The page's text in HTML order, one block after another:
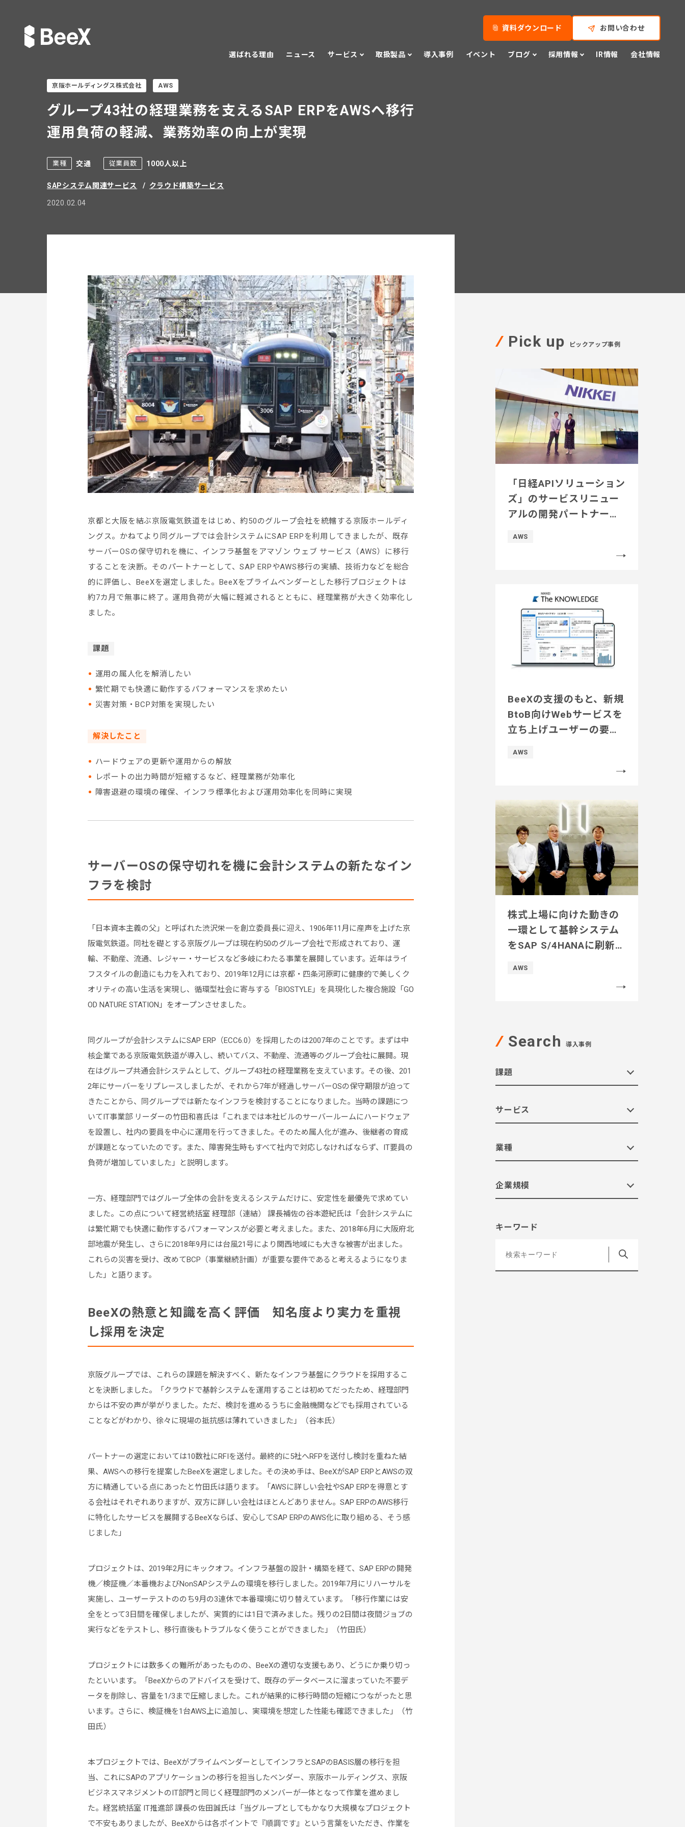
選ばれる理由 ニュース サービス 取扱製品 導入事例 イベント ブログ 採用情報 IR情報 会社情報
資料ダウンロード お問い合わせ
京阪ホールディングス株式会社 AWS
グループ43社の経理業務を支えるSAP ERPをAWSへ移行
運用負荷の軽減、業務効率の向上が実現
業種 交通 従業員数 1000人以上
SAPシステム関連サービス クラウド構築サービス
2020.02.04
京都と大阪を結ぶ京阪電気鉄道をはじめ、約50のグループ会社を統轄する京阪ホールディ
ングス。かねてより同グループでは会計システムにSAP ERPを利用してきましたが、既存
サーバーOSの保守切れを機に、インフラ基盤をアマゾン ウェブ サービス（AWS）に移行
することを決断。そのパートナーとして、SAP ERPやAWS移行の実績、技術力などを総合
的に評価し、BeeXを選定しました。BeeXをプライムベンダーとした移行プロジェクトは
約7カ月で無事に終了。運用負荷が大幅に軽減されるとともに、経理業務が大きく効率化し
ました。
課題
運用の属人化を解消したい
繁忙期でも快適に動作するパフォーマンスを求めたい
災害対策・BCP対策を実現したい
解決したこと
ハードウェアの更新や運用からの解放
レポートの出力時間が短縮するなど、経理業務が効率化
障害退避の環境の確保、インフラ標準化および運用効率化を同時に実現
サーバーOSの保守切れを機に会計システムの新たなイン
フラを検討
「日本資本主義の父」と呼ばれた渋沢栄一を創立委員長に迎え、1906年11月に産声を上げた京
阪電気鉄道。同社を礎とする京阪グループは現在約50のグループ会社で形成されており、運
輸、不動産、流通、レジャー・サービスなど多岐にわたる事業を展開しています。近年はライ
フスタイルの創造にも力を入れており、2019年12月には京都・四条河原町に健康的で美しくク
オリティの高い生活を実現し、循環型社会に寄与する「BIOSTYLE」を具現化した複合施設「GO
OD NATURE STATION」をオープンさせました。
同グループが会計システムにSAP ERP（ECC6.0）を採用したのは2007年のことです。まずは中
核企業である京阪電気鉄道が導入し、続いてバス、不動産、流通等のグループ会社に展開。現
在はグループ共通会計システムとして、グループ43社の経理業務を支えています。その後、201
2年にサーバーをリプレースしましたが、それから7年が経過しサーバーOSの保守期限が迫って
きたことから、同グループでは新たなインフラを検討することになりました。当時の課題につ
いてIT事業部 リーダーの竹田和喜氏は「これまでは本社ビルのサーバールームにハードウェア
を設置し、社内の要員を中心に運用を行ってきました。そのため属人化が進み、後継者の育成
が課題となっていたのです。また、障害発生時もすべて社内で対応しなければならず、IT要員の
負荷が増加していました」と説明します。
一方、経理部門ではグループ全体の会計を支えるシステムだけに、安定性を最優先で求めてい
ました。この点について経営統括室 経理部（連結） 課長補佐の谷本遊紀氏は「会計システムに
は繁忙期でも快適に動作するパフォーマンスが必要と考えました。また、2018年6月に大阪府北
部地震が発生し、さらに2018年9月には台風21号により関西地域にも大きな被害が出ました。
これらの災害を受け、改めてBCP（事業継続計画）が重要な要件であると考えるようになりま
した」と語ります。
BeeXの熱意と知識を高く評価 知名度より実力を重視
し採用を決定
京阪グループでは、これらの課題を解決すべく、新たなインフラ基盤にクラウドを採用するこ
とを決断しました。「クラウドで基幹システムを運用することは初めてだったため、経理部門
からは不安の声が挙がりました。ただ、検討を進めるうちに金融機関などでも採用されている
ことなどがわかり、徐々に現場の抵抗感は薄れていきました」（谷本氏）
パートナーの選定においては10数社にRFIを送付。最終的に5社へRFPを送付し検討を重ねた結
果、AWSへの移行を提案したBeeXを選定しました。その決め手は、BeeXがSAP ERPとAWSの双
方に精通している点にあったと竹田氏は語ります。「AWSに詳しい会社やSAP ERPを得意とす
る会社はそれぞれありますが、双方に詳しい会社はほとんどありません。SAP ERPのAWS移行
に特化したサービスを展開するBeeXならば、安心してSAP ERPのAWS化に取り組める、そう感
じました」
プロジェクトは、2019年2月にキックオフ。インフラ基盤の設計・構築を経て、SAP ERPの開発
機／検証機／本番機およびNonSAPシステムの環境を移行しました。2019年7月にリハーサルを
実施し、ユーザーテストののち9月の3連休で本番環境に切り替えています。「移行作業には安
全をとって3日間を確保しましたが、実質的には1日で済みました。残りの2日間は夜間ジョブの
実行などをテストし、移行直後もトラブルなく使うことができました」（竹田氏）
プロジェクトには数多くの難所があったものの、BeeXの適切な支援もあり、どうにか乗り切っ
たといいます。「BeeXからのアドバイスを受けて、既存のデータベースに溜まっていた不要デ
ータを削除し、容量を1/3まで圧縮しました。これが結果的に移行時間の短縮につながったと思
います。さらに、検証機を1台AWS上に追加し、実環境を想定した性能も確認できました」（竹
田氏）
本プロジェクトでは、BeeXがプライムベンダーとしてインフラとSAPのBASIS層の移行を担
当、これにSAPのアプリケーションの移行を担当したベンダー、京阪ホールディングス、京阪
ビジネスマネジメントのIT部門と同じく経理部門のメンバーが一体となって作業を進めまし
た。経営統括室 IT推進部 課長の佐田誠氏は「当グループとしてもかなり大規模なプロジェクト
で不安もありましたが、BeeXからは各ポイントで『順調です』という言葉をいただき、作業を
Pick up ピックアップ事例
「日経APIソリューション
ズ」のサービスリニュー
アルの開発パートナーに
援し、安定した稼働を実
AWS
BeeXの支援のもと、新規
BtoB向けWebサービスを
立ち上げユーザーの要望
AWS
株式上場に向けた動きの
一環として基幹システム
をSAP S/4HANAに刷新。
AWS
Search 導入事例
課題
サービス
業種
企業規模
キーワード